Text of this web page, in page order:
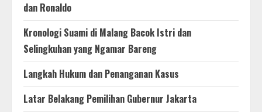
dan Ronaldo
Kronologi Suami di Malang Bacok Istri dan
Selingkuhan yang Ngamar Bareng
Langkah Hukum dan Penanganan Kasus
Latar Belakang Pemilihan Gubernur Jakarta